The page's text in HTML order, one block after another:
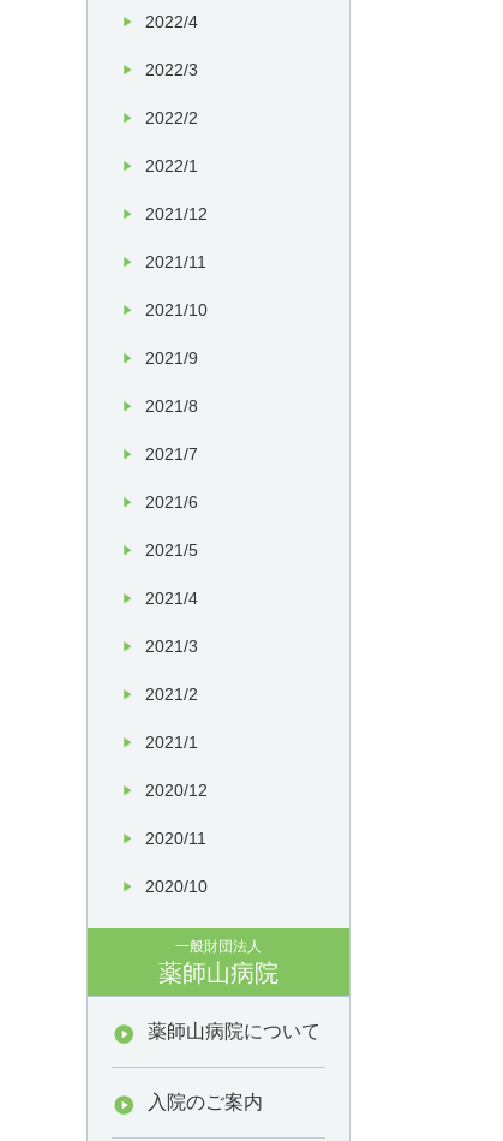
2022/4
2022/3
2022/2
2022/1
2021/12
2021/11
2021/10
2021/9
2021/8
2021/7
2021/6
2021/5
2021/4
2021/3
2021/2
2021/1
2020/12
2020/11
2020/10
一般財団法人
薬師山病院
薬師山病院について
入院のご案内